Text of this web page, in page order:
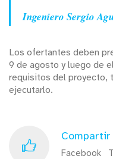
Ingeniero Sergio
Los ofertantes deben
9 de agosto y luego de
requisitos del proyecto,
ejecutarlo.
Compartir
Facebook